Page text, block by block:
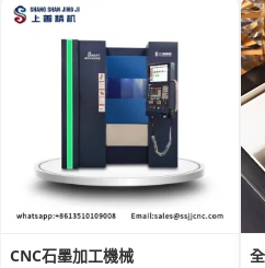
CNC石墨加工機械